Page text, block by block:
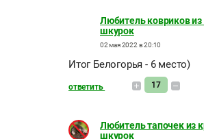
Любитель ковриков
шкурок
02 мая 2022 в 20:10
Итог Белогорья - 6 место)
ответить 17
Любитель тапочек из
шкурок